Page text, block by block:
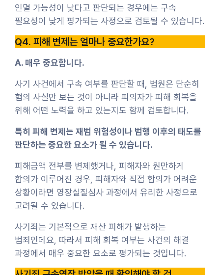
인멸 가능성이 낮다고 판단되는 경우에는 구속
필요성이 낮게 평가되는 사정으로 검토될 수 있습니다.
Q4. 피해 변제는 얼마나 중요한가요?
A. 매우 중요합니다.
사기 사건에서 구속 여부를 판단할 때, 법원은 단순히
혐의 사실만 보는 것이 아니라 피의자가 피해 회복을
위해 어떤 노력을 하고 있는지도 함께 검토합니다.
특히 피해 변제는 재범 위험성이나 범행 이후의 태도를
판단하는 중요한 요소가 될 수 있습니다.
피해금액 전부를 변제했거나, 피해자와 원만하게
합의가 이루어진 경우, 피해자와 직접 합의가 어려운
상황이라면 영장실질심사 과정에서 유리한 사정으로
고려될 수 있습니다.
사기죄는 기본적으로 재산 피해가 발생하는
범죄인데요, 따라서 피해 회복 여부는 사건의 해결
과정에서 매우 중요한 요소로 평가되는 것입니다.